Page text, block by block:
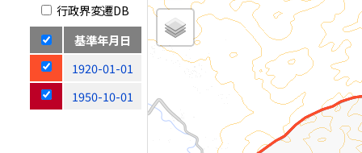
行政界変遷DB
基準年月日
1920-01-01
1950-10-01